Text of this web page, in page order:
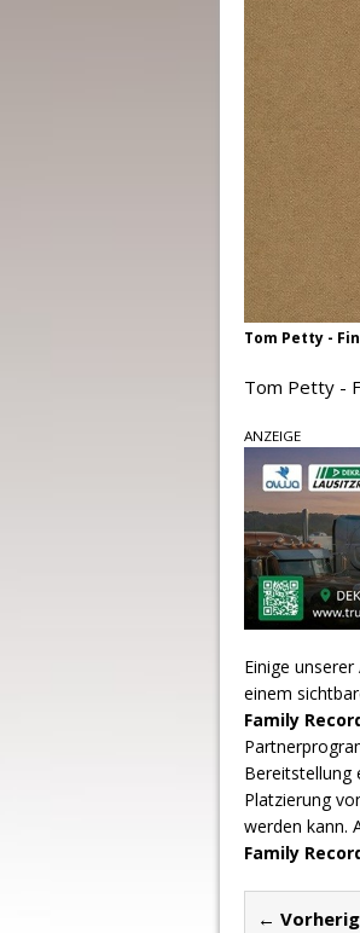
Tom Petty -
Tom Petty -
ANZEIGE
Einige
einem
Family
Bereitstellung
Platzierung
werden kann.
Family
←